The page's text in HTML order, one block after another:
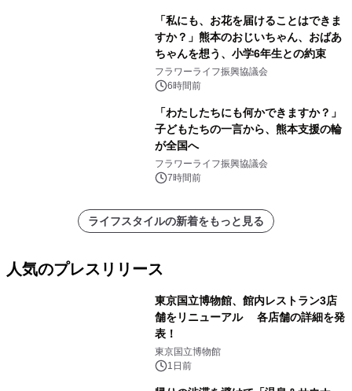
「私にも、お花を届けることはできま
すか？」熊本のおじいちゃん、おばあ
ちゃんを想う、小学6年生との約束
フラワーライフ振興協議会
6時間前
「わたしたちにも何かできますか？」
子どもたちの一言から、熊本支援の輪
が全国へ
フラワーライフ振興協議会
7時間前
ライフスタイルの新着をもっと見る
人気のプレスリリース
東京国立博物館、館内レストラン3店
舗をリニューアル 各店舗の詳細を発
表！
東京国立博物館
1日前